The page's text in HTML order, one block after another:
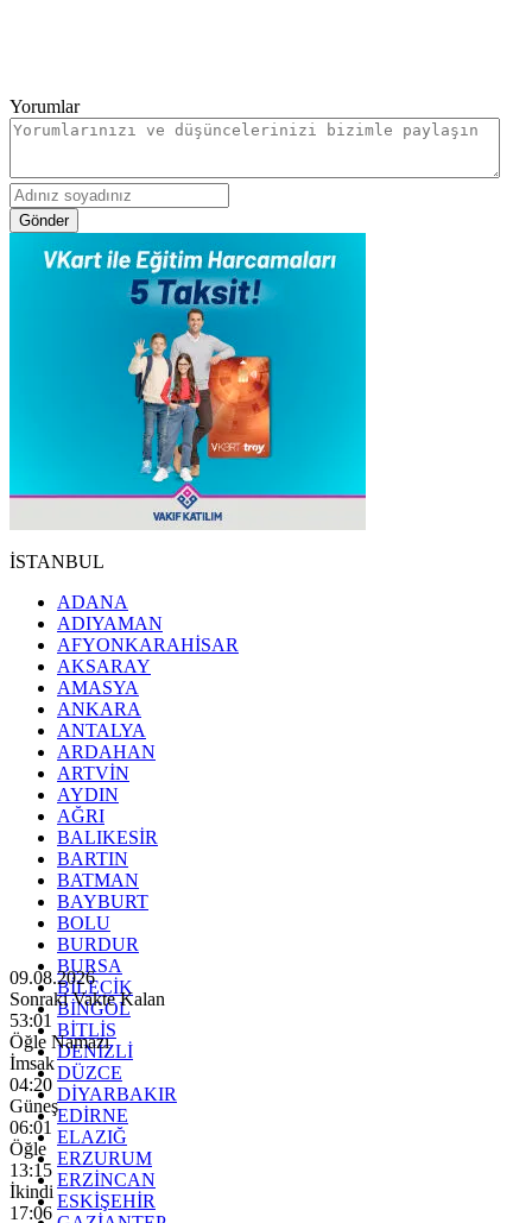
Yorumlar
Gönder
İSTANBUL
ADANA
ADIYAMAN
AFYONKARAHİSAR
AKSARAY
AMASYA
ANKARA
ANTALYA
ARDAHAN
ARTVİN
AYDIN
AĞRI
BALIKESİR
BARTIN
BATMAN
BAYBURT
BOLU
BURDUR
BURSA
BİLECİK
BİNGÖL
BİTLİS
DENİZLİ
DÜZCE
DİYARBAKIR
EDİRNE
ELAZIĞ
ERZURUM
ERZİNCAN
ESKİŞEHİR
09.08.2026
Sonraki Vakte Kalan
52:59
Öğle Namazı
İmsak
04:20
Güneş
06:01
Öğle
13:15
İkindi
17:06